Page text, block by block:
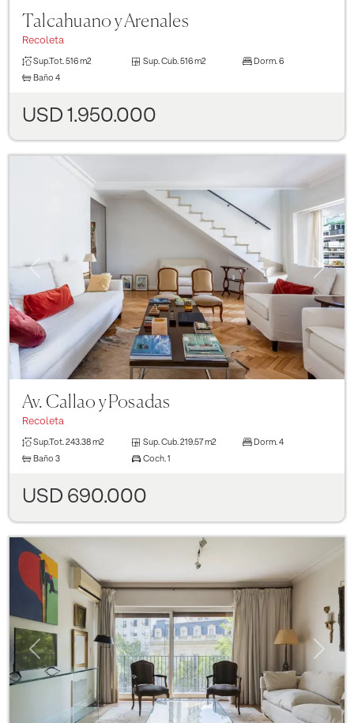
Talcahuano y Arenales
Recoleta
Sup.Tot. 516 m2 Sup. Cub. 516 m2 Dorm. 6
Baño 4
USD 1.950.000
Previous Next
Av. Callao y Posadas
Recoleta
Sup.Tot.243.38 m2 Sup. Cub. 219.57 m2 Dorm. 4
Baño 3 Coch. 1
USD 690.000
Previous Next